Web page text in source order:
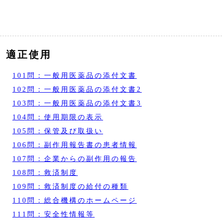
適正使用
101問：一般用医薬品の添付文書
102問：一般用医薬品の添付文書2
103問：一般用医薬品の添付文書3
104問：使用期限の表示
105問：保管及び取扱い
106問：副作用報告書の患者情報
107問：企業からの副作用の報告
108問：救済制度
109問：救済制度の給付の種類
110問：総合機構のホームページ
111問：安全性情報等